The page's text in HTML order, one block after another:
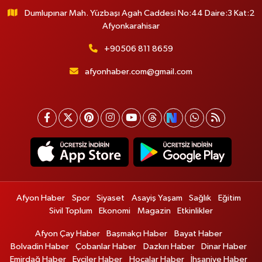
Dumlupınar Mah. Yüzbaşı Agah Caddesi No:44 Daire:3 Kat:2
Afyonkarahisar
+90506 811 8659
afyonhaber.com@gmail.com
Afyon Haber Spor Siyaset Asayiş Yaşam Sağlık
Eğitim
Sivil Toplum
Ekonomi Magazin Etkinlikler
Afyon Çay Haber Başmakçı Haber
Bayat Haber
Bolvadin Haber
Çobanlar Haber Dazkırı Haber
Dinar Haber
Emirdağ Haber
Evciler Haber Hocalar Haber İhsaniye Haber